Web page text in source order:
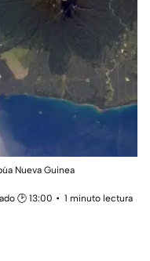
Nueva Guinea
🕑 13:00
1 minuto lectura